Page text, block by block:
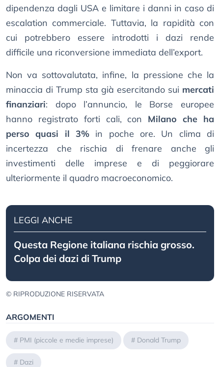
dipendenza dagli USA e limitare i danni in caso di
escalation commerciale. Tuttavia, la rapidità con
cui potrebbero essere introdotti i dazi rende
difficile una riconversione immediata dell’export.
Non va sottovalutata, infine, la pressione che la
minaccia di Trump sta già esercitando sui mercati
finanziari: dopo l’annuncio, le Borse europee
hanno registrato forti cali, con Milano che ha
perso quasi il 3% in poche ore. Un clima di
incertezza che rischia di frenare anche gli
investimenti delle imprese e di peggiorare
ulteriormente il quadro macroeconomico.
LEGGI ANCHE
Questa Regione italiana rischia grosso.
Colpa dei dazi di Trump
© RIPRODUZIONE RISERVATA
ARGOMENTI
# PMI (piccole e medie imprese) # Donald Trump
# Dazi